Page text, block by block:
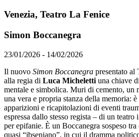
Venezia, Teatro La Fenice
Simon Boccanegra
23/01/2026 - 14/02/2026
Il nuovo Simon Boccanegra presentato al
alla regia di Luca Micheletti una chiave
mentale e simbolica. Muri di cemento, un
una vera e propria stanza della memoria:
apparizioni e ricapitolazioni di eventi
espressa dallo stesso regista – di un
per epifanie. È un Boccanegra sospeso tra
quasi “ibseniano”, in cui il dramma